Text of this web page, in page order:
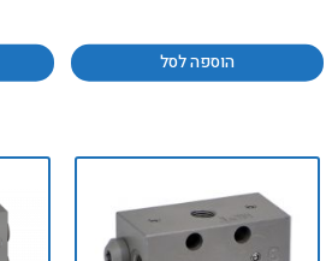
הוספה לסל